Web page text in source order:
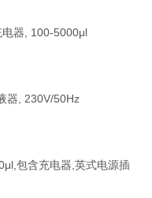
器, 100-5000μl
器, 230V/50Hz
包含充电器,英式电源插